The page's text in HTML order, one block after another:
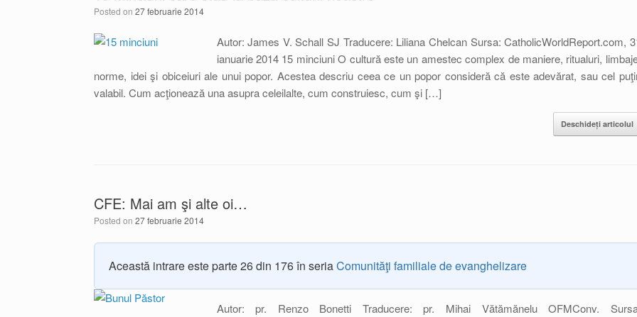
Posted on 27 februarie 2014
Autor: James V. Schall SJ Traducere: Liliana Chelcan Sursa: CatholicWorldReport.com,
ianuarie 2014 15 minciuni O cultură este un amestec complex de maniere, ritualuri,
norme, idei şi obiceiuri ale unui popor. Acestea descriu ceea ce un popor consideră că este adevărat, sau cel
valabil. Cum acţionează una asupra celeilalte, cum construiesc, cum şi […]
Deschideți articolul
CFE: Mai am şi alte oi…
Posted on 27 februarie 2014
Această intrare este parte 26 din 176 în seriaComunităţi familiale de evanghelizare
Autor: pr. Renzo Bonetti Traducere: pr. Mihai Vătămănelu OFMConv.